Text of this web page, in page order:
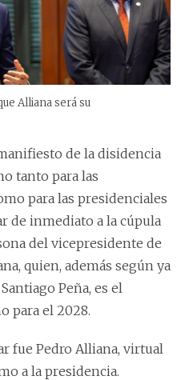
Alliana será su
de la disidencia
tanto para las
para las presidenciales
de inmediato a la cúpula
del vicepresidente de
quien, además según ya
Peña, es el
para el 2028.
fue Pedro Alliana, virtual
a la presidencia.